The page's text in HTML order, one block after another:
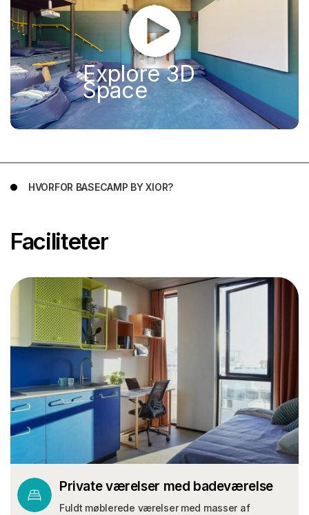
Explore 3D
Space
HVORFOR BASECAMP BY XIOR?
Faciliteter
Private værelser med badeværelse
Fuldt møblerede værelser med masser af